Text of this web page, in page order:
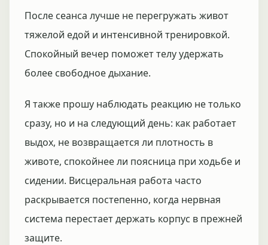
После сеанса лучше не перегружать живот
тяжелой едой и интенсивной тренировкой.
Спокойный вечер поможет телу удержать
более свободное дыхание.
Я также прошу наблюдать реакцию не только
сразу, но и на следующий день: как работает
выдох, не возвращается ли плотность в
животе, спокойнее ли поясница при ходьбе и
сидении. Висцеральная работа часто
раскрывается постепенно, когда нервная
система перестает держать корпус в прежней
защите.